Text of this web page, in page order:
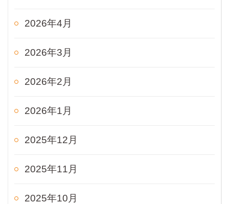
2026年4月
2026年3月
2026年2月
2026年1月
2025年12月
2025年11月
2025年10月